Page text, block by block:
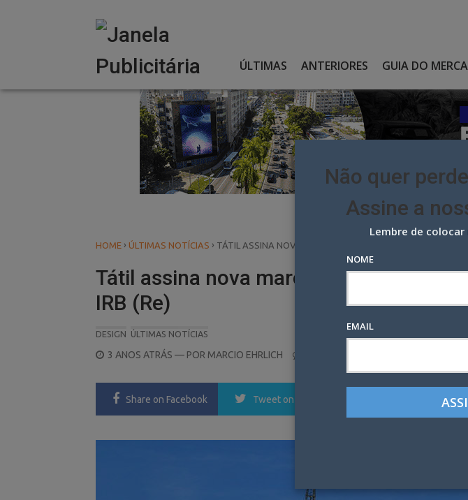
ÚLTIMAS ANTERIORES GUIA DO
HOME › ÚLTIMAS NOTÍCIAS › TÁTIL ASSINA NOVA MARCA DO IRB BRASIL RE, QUE PASSA A
Tátil assina nova marca do IRB Brasil
IRB (Re)
DESIGN ÚLTIMAS NOTÍCIAS
POSTED
3 ANOS ATRÁS — POR MARCIO EHRLICH
Share on Facebook Tweet on Twitter LinkedIn
Não quer
Assine a
Lembre de
NOME
EMAIL